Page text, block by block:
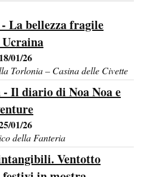
La bellezza fragile
01/26
Torlonia – Casina delle Civette
Il diario di Noa Noa e
01/26
della Fanteria
Ventotto